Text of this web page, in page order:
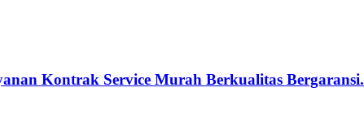
Kontrak Service Murah Berkualitas Bergaransi.